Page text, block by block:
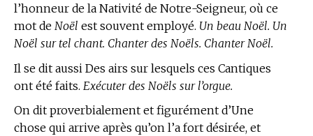
l’honneur de la Nativité de Notre-Seigneur, où ce
mot de Noël est souvent employé. Un beau Noël. Un
Noël sur tel chant. Chanter des Noëls. Chanter Noël.
Il se dit aussi Des airs sur lesquels ces Cantiques
ont été faits. Exécuter des Noëls sur l’orgue.
On dit proverbialement et figurément d’Une
chose qui arrive après qu’on l’a fort désirée, et